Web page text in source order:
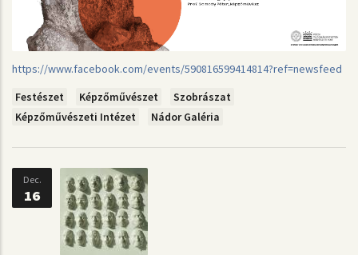
https://www.facebook.com/events/590816599414814?ref=newsfeed
Festészet
Képzőművészet
Szobrászat
Képzőművészeti Intézet
Nádor Galéria
Dec.
16